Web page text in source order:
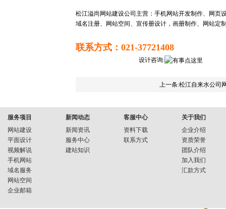
松江溢尚网站建设公司主营：手机网站开发制作、网页
域名注册、网站空间、宣传册设计，画册制作、网站定
联系方式：021-37721408
设计咨询:
上一条:松江自来水公司
服务项目
网站建设
平面设计
视频解说
手机网站
域名服务
网站空间
企业邮箱
新闻动态
新闻资讯
服务中心
建站知识
客服中心
资料下载
联系方式
关于我们
企业介绍
资质荣誉
团队介绍
加入我们
汇款方式